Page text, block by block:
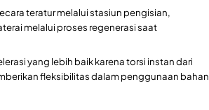
teratur melalui stasiun pengisian,
melalui proses regenerasi saat
yang lebih baik karena torsi instan dari
fleksibilitas dalam penggunaan bahan